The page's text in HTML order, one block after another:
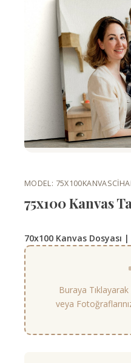
MODEL: 75X100KANVAS
75x100 Kanvas
70x100 Kanvas Dosyası
Buraya Tıklayarak
veya